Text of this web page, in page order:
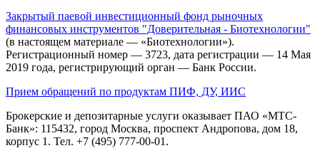
Закрытый паевой инвестиционный фонд рыночных
финансовых инструментов "Доверительная - Биотехнологии"
(в настоящем материале — «Биотехнологии»).
Регистрационный номер — 3723, дата регистрации — 14 Мая
2019 года, регистрирующий орган — Банк России.
Прием обращений по продуктам ПИФ, ДУ, ИИС
Брокерские и депозитарные услуги оказывает ПАО «МТС-
Банк»: 115432, город Москва, проспект Андропова, дом 18,
корпус 1. Тел. +7 (495) 777-00-01.